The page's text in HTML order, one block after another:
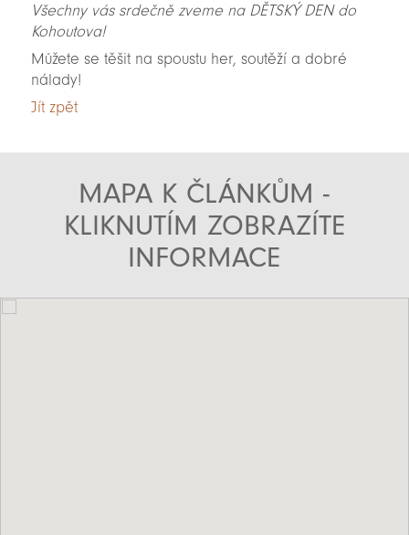
Všechny vás srdečně zveme na DĚTSKÝ DEN do
Kohoutova!
Můžete se těšit na spoustu her, soutěží a dobré
nálady!
Jít zpět
MAPA K ČLÁNKŮM -
KLIKNUTÍM ZOBRAZÍTE
INFORMACE